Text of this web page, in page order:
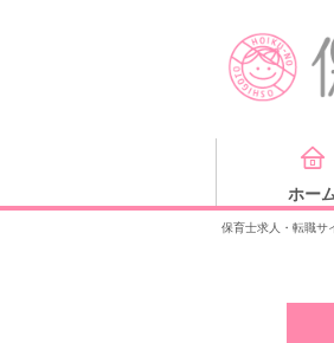
ホー
保育士求人・転職サ